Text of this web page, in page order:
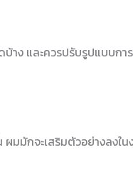
ง และควรปรับรูปแบบการ
ผมมักจะเสริมตัวอย่างลงใ